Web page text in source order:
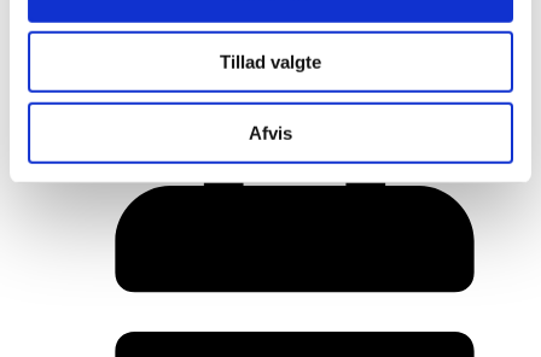
Tillad valgte
Afvis
Rainbow Awards